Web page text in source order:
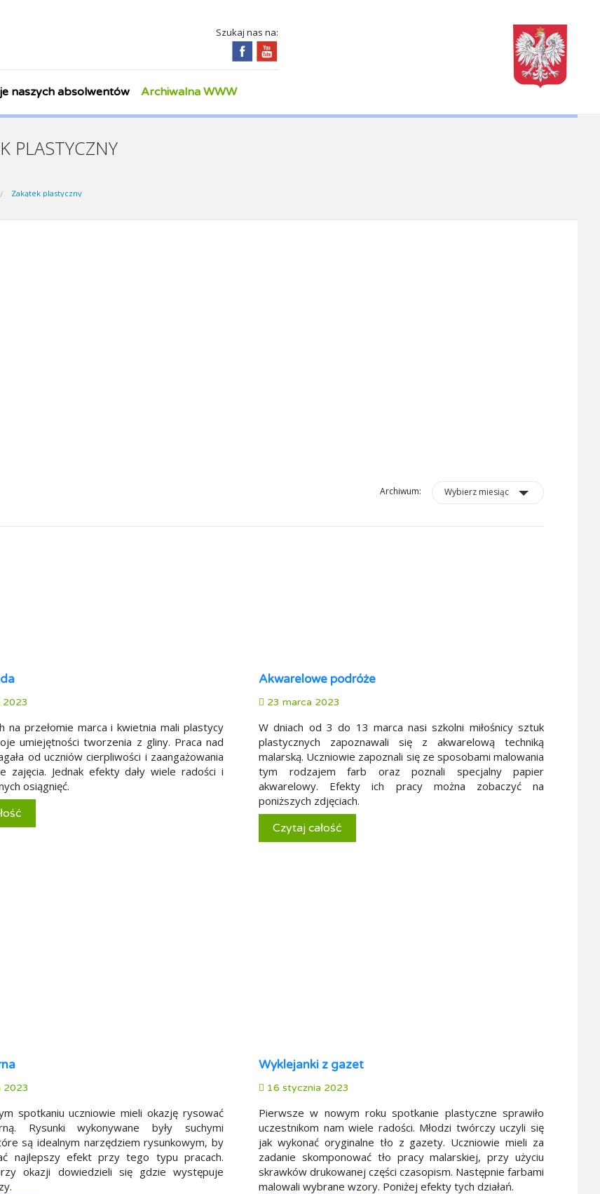
Szukaj nas na:
naszych absolwentów Archiwalna WWW
PLASTYCZNY
Zakątek plastyczny
Wybierz miesiąc
Archiwum:
2023
na przełomie marca i kwietnia mali plastycy
umiejętności tworzenia z gliny. Praca nad
od uczniów cierpliwości i zaangażowania
zajęcia. Jednak efekty dały wiele radości i
osiągnięć.
Akwarelowe podróże
23 marca 2023
W dniach od 3 do 13 marca nasi szkolni miłośnicy sztuk
plastycznych zapoznawali się z akwarelową techniką
malarską. Uczniowie zapoznali się ze sposobami malowania
tym rodzajem farb oraz poznali specjalny papier
akwarelowy. Efekty ich pracy można zobaczyć na
poniższych zdjęciach.
Czytaj całość
2023
spotkaniu uczniowie mieli okazję rysować
Rysunki wykonywane były suchymi
są idealnym narzędziem rysunkowym, by
najlepszy efekt przy tego typu pracach.
okazji dowiedzieli się gdzie występuje
Wyklejanki z gazet
16 stycznia 2023
Pierwsze w nowym roku spotkanie plastyczne sprawiło
uczestnikom nam wiele radości. Młodzi twórczy uczyli się
jak wykonać oryginalne tło z gazety. Uczniowie mieli za
zadanie skomponować tło pracy malarskiej, przy użyciu
skrawków drukowanej części czasopism. Następnie farbami
malowali wybrane wzory. Poniżej efekty tych działań.